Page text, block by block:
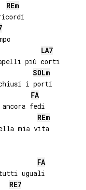
REm
LA7
più corti
SOLm
chiusi i porti
FA
fedi
REm
mia vita
FA
tutti uguali
RE7